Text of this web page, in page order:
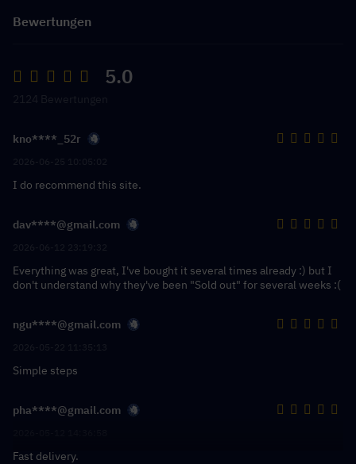
Bewertungen
5.0
kno****_52r
I do recommend this site.
dav****@gmail.com
Everything was great, I've bought it several times already :) but I
don't understand why they've been "Sold out" for several weeks :(
ngu****@gmail.com
Simple steps
pha****@gmail.com
Fast delivery.